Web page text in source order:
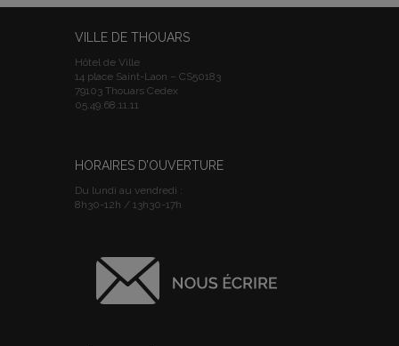
VILLE DE THOUARS
Hôtel de Ville
14 place Saint-Laon – CS50183
79103 Thouars Cedex
05.49.68.11.11
HORAIRES D’OUVERTURE
Du lundi au vendredi :
8h30-12h / 13h30-17h